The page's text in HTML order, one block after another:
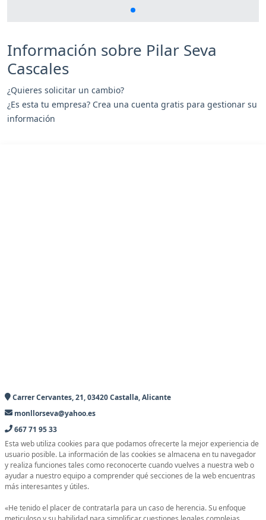
Información sobre Pilar Seva
Cascales
¿Quieres solicitar un cambio?
¿Es esta tu empresa? Crea una cuenta gratis para gestionar su
información
Carrer Cervantes, 21, 03420 Castalla, Alicante
monllorseva@yahoo.es
667 71 95 33
Esta web utiliza cookies para que podamos ofrecerte la mejor experiencia de
usuario posible. La información de las cookies se almacena en tu navegador
y realiza funciones tales como reconocerte cuando vuelves a nuestra web o
ayudar a nuestro equipo a comprender qué secciones de la web encuentras
más interesantes y útiles.
«He tenido el placer de contratarla para un caso de herencia. Su enfoque